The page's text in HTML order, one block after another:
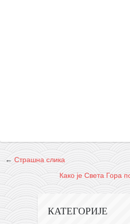
← Страшна слика
Како је Света Гора
КАТЕГОРИЈЕ